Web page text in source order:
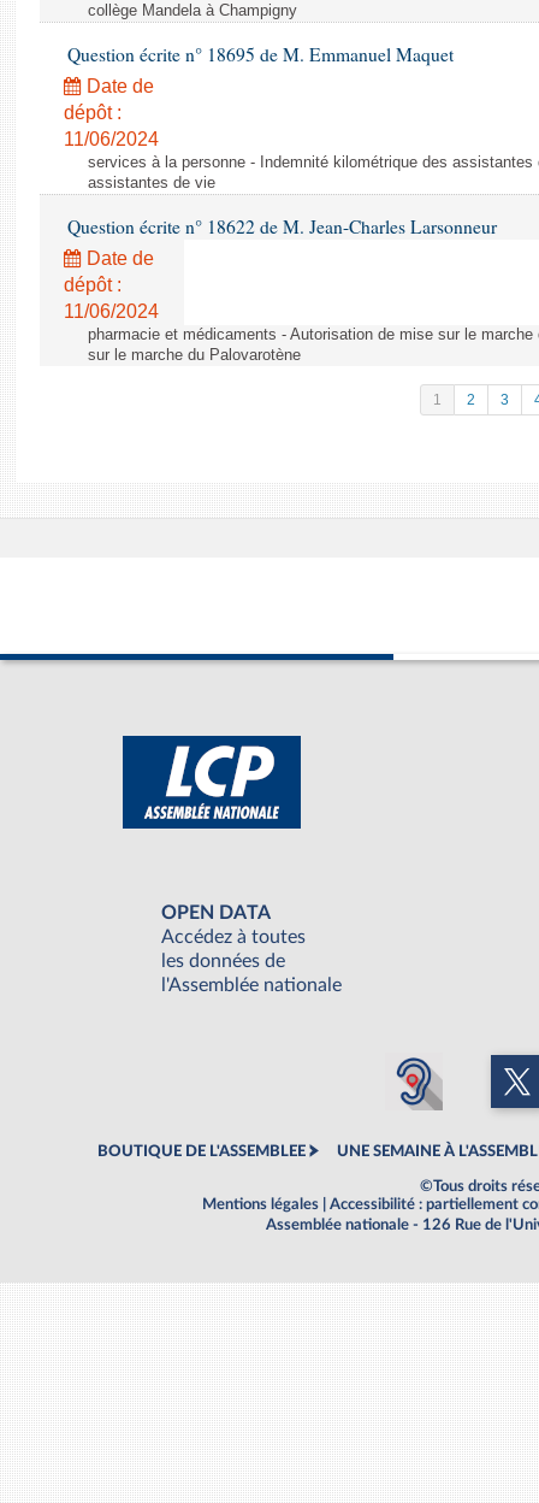
collège Mandela à Champigny
Question écrite n° 18695 de M. Emmanuel Maquet
Date de
dépôt :
11/06/2024
services à la personne - Indemnité kilométrique des
assistantes de vie
Question écrite n° 18622 de M. Jean-Charles Larsonneur
Date de
dépôt :
11/06/2024
pharmacie et médicaments - Autorisation de mise sur le
sur le marche du Palovarotène
1 2 3
OPEN DATA
Accédez à toutes
les données de
l'Assemblée nationale
BOUTIQUE DE L'ASSEMBLEE UNE SEMAINE À
©Tous droits
Mentions légales
Accessibilité : partiellement
Assemblée nationale - 126 Rue de